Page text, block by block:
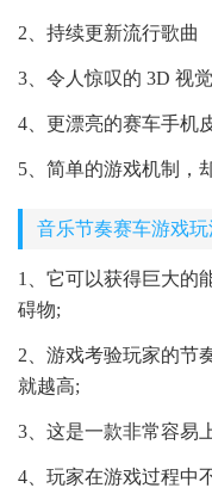
2、持续更新流行歌曲
3、令人惊叹的 3D 视
4、更漂亮的赛车手机
5、简单的游戏机制，
音乐节奏赛车游戏玩
1、它可以获得巨大的
碍物;
2、游戏考验玩家的节
就越高;
3、这是一款非常容易
4、玩家在游戏过程中